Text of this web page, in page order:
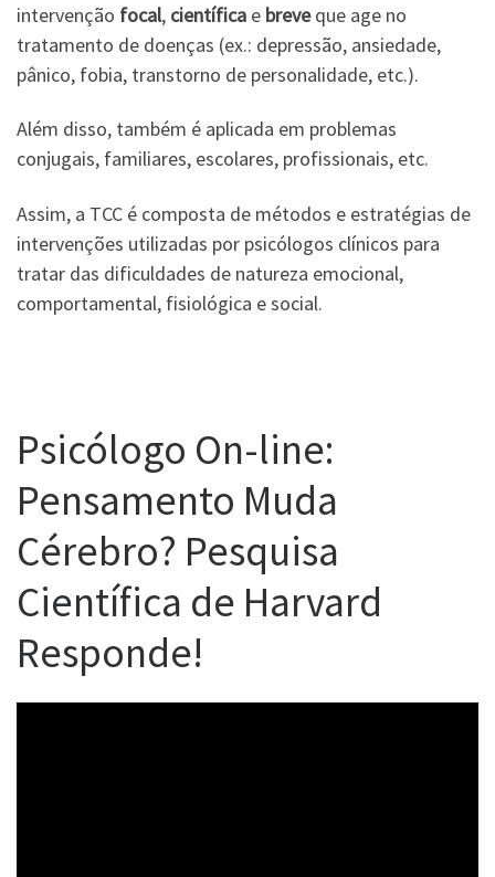
intervenção focal, científica e breveque age no
tratamento de doenças (ex.: depressão, ansiedade,
pânico, fobia, transtorno de personalidade, etc.).
Além disso, também é aplicada em problemas
conjugais, familiares, escolares, profissionais, etc.
Assim, a TCC é composta de métodos e estratégias de
intervenções utilizadas por psicólogos clínicos para
tratar das dificuldades de natureza emocional,
comportamental, fisiológica e social.
Psicólogo On-line:
Pensamento Muda
Cérebro? Pesquisa
Científica de Harvard
Responde!